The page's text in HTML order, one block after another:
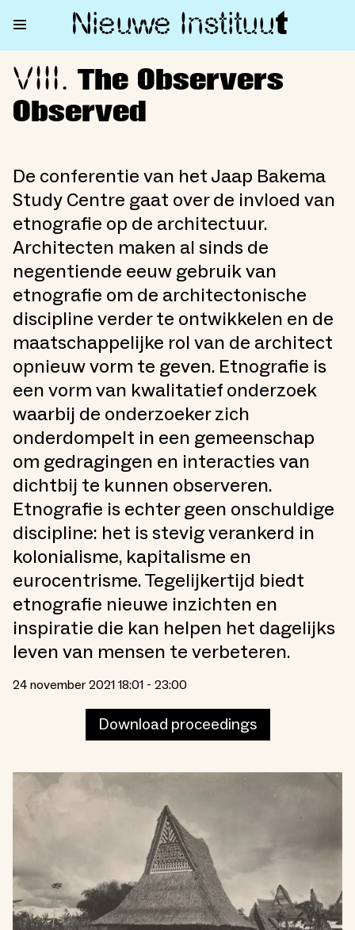
Nieuwe Instituut
VIII. The Observers Observed
VIII. The Observers
Observed
De conferentie van het Jaap Bakema
Study Centre gaat over de invloed van
etnografie op de architectuur.
Architecten maken al sinds de
negentiende eeuw gebruik van
etnografie om de architectonische
discipline verder te ontwikkelen en de
maatschappelijke rol van de architect
opnieuw vorm te geven. Etnografie is
een vorm van kwalitatief onderzoek
waarbij de onderzoeker zich
onderdompelt in een gemeenschap
om gedragingen en interacties van
dichtbij te kunnen observeren.
Etnografie is echter geen onschuldige
discipline: het is stevig verankerd in
kolonialisme, kapitalisme en
eurocentrisme. Tegelijkertijd biedt
etnografie nieuwe inzichten en
inspiratie die kan helpen het dagelijks
leven van mensen te verbeteren.
24 november 2021 18:01 - 23:00
Download proceedings